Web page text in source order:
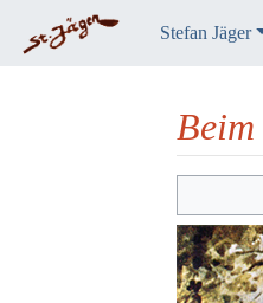
Stefan Jäger